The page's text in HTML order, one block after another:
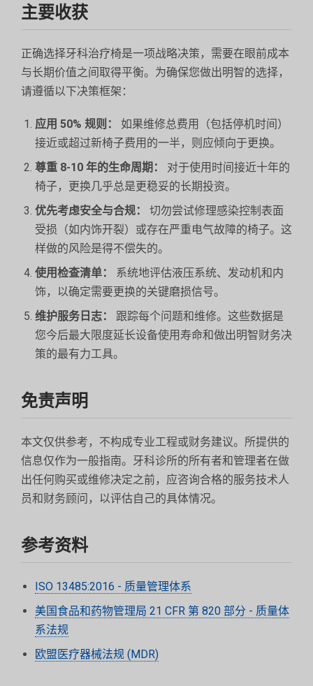
主要收获
正确选择牙科治疗椅是一项战略决策，需要在眼前成本
与长期价值之间取得平衡。为确保您做出明智的选择，
请遵循以下决策框架：
应用 50% 规则：
如果维修总费用（包括停机时间）
接近或超过新椅子费用的一半，则应倾向于更换。
尊重 8-10 年的生命周期：
对于使用时间接近十年的
椅子，更换几乎总是更稳妥的长期投资。
优先考虑安全与合规：
切勿尝试修理感染控制表面
受损（如内饰开裂）或存在严重电气故障的椅子。这
样做的风险是得不偿失的。
使用检查清单：
系统地评估液压系统、发动机和内
饰，以确定需要更换的关键磨损信号。
维护服务日志：
跟踪每个问题和维修。这些数据是
您今后最大限度延长设备使用寿命和做出明智财务决
策的最有力工具。
免责声明
本文仅供参考，不构成专业工程或财务建议。所提供的
信息仅作为一般指南。牙科诊所的所有者和管理者在做
出任何购买或维修决定之前，应咨询合格的服务技术人
员和财务顾问，以评估自己的具体情况。
参考资料
ISO 13485:2016 - 质量管理体系
美国食品和药物管理局 21 CFR 第 820 部分 - 质量体
系法规
欧盟医疗器械法规 (MDR)